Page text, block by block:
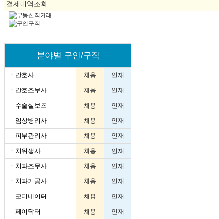
결제내역조회
분야별 구인/구직
ㆍ 간호사 채용 인재
ㆍ 간호조무사 채용 인재
ㆍ 수술실보조 채용 인재
ㆍ 임상병리사 채용 인재
ㆍ 피부관리사 채용 인재
ㆍ 치위생사 채용 인재
ㆍ 치과조무사 채용 인재
ㆍ 치과기공사 채용 인재
ㆍ 코디네이터 채용 인재
ㆍ 페이닥터 채용 인재